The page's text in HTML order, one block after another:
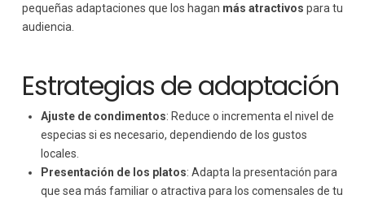
pequeñas adaptaciones que los hagan más atractivos para tu
audiencia.
Estrategias de adaptación
Ajuste de condimentos: Reduce o incrementa el nivel de
especias si es necesario, dependiendo de los gustos
locales.
Presentación de los platos: Adapta la presentación para
que sea más familiar o atractiva para los comensales de tu